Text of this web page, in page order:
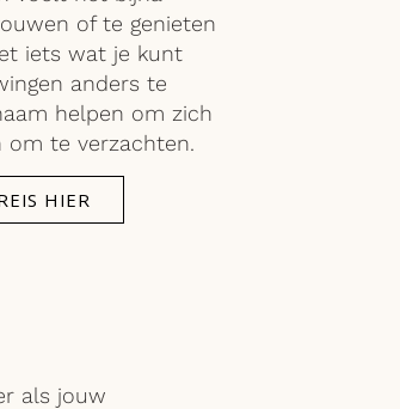
of te genieten
iets wat je kunt
anders te
helpen om zich
om te verzachten.
HIER
als jouw